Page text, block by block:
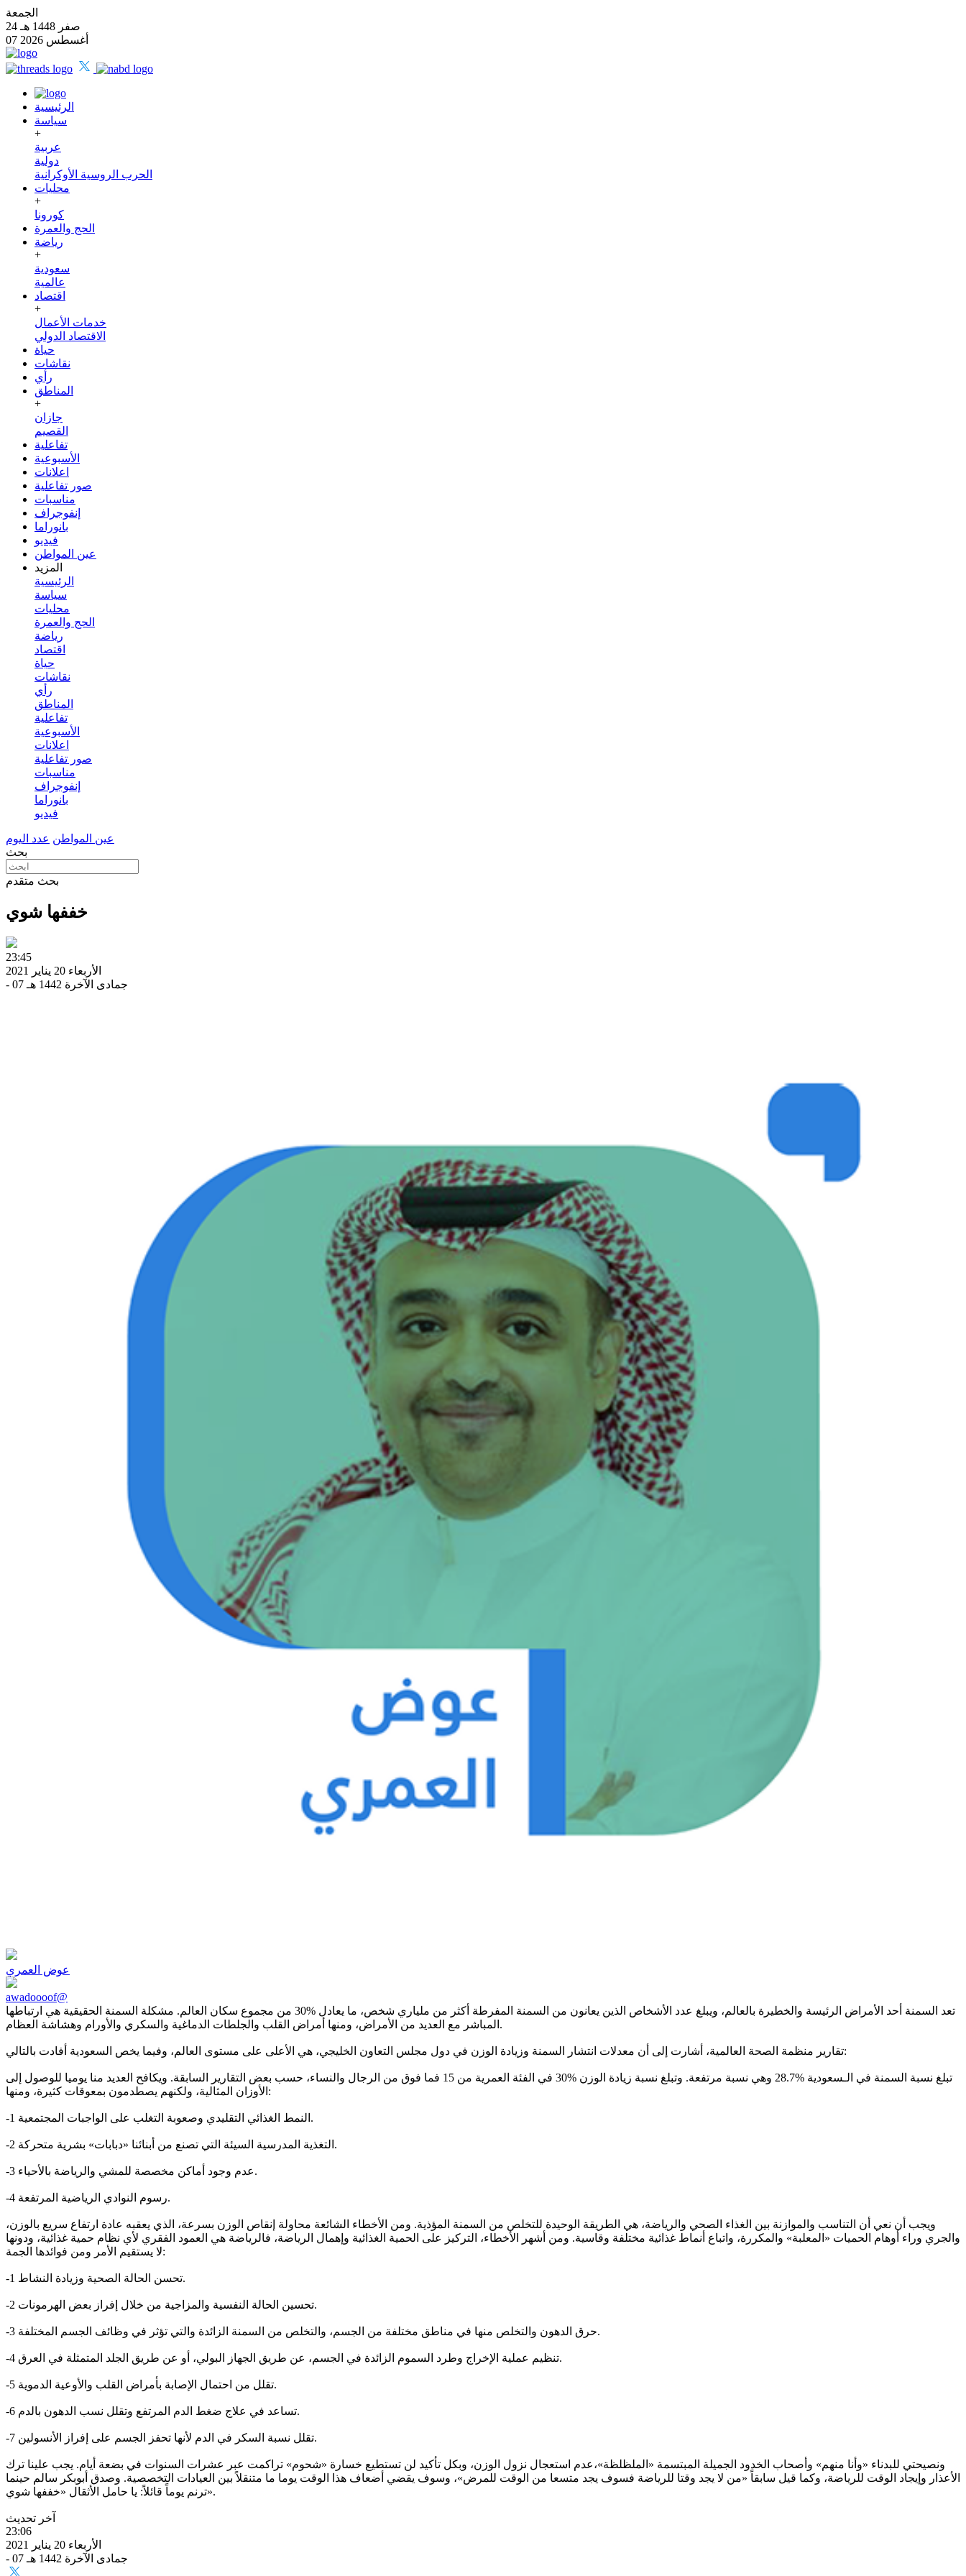
الجمعة
24 صفر 1448 هـ
07 أغسطس 2026
الرئيسية
سياسة
+
عربية
دولية
الحرب الروسية الأوكرانية
محليات
+
كورونا
الحج والعمرة
رياضة
+
سعودية
عالمية
اقتصاد
+
خدمات الأعمال
الاقتصاد الدولي
حياة
نقاشات
رأي
المناطق
+
جازان
القصيم
تفاعلية
الأسبوعية
اعلانات
صور تفاعلية
مناسبات
إنفوجراف
بانوراما
فيديو
عين المواطن
المزيد
الرئيسية
سياسة
محليات
الحج والعمرة
رياضة
اقتصاد
حياة
نقاشات
رأي
المناطق
تفاعلية
الأسبوعية
اعلانات
صور تفاعلية
مناسبات
إنفوجراف
بانوراما
فيديو
عين المواطن عدد اليوم
بحث
بحث متقدم
خففها شوي
23:45
الأربعاء 20 يناير 2021
- 07 جمادى الآخرة 1442 هـ
عوض العمري
awadoooof@
تعد السمنة أحد الأمراض الرئيسة والخطيرة بالعالم، ويبلغ عدد الأشخاص الذين يعانون من السمنة المفرطة أكثر من ملياري شخص، ما يعادل %30 من مجموع سكان العالم. مشكلة السمنة الحقيقية هي ارتباطها
المباشر مع العديد من الأمراض، ومنها أمراض القلب والجلطات الدماغية والسكري والأورام وهشاشة العظام.
تقارير منظمة الصحة العالمية، أشارت إلى أن معدلات انتشار السمنة وزيادة الوزن في دول مجلس التعاون الخليجي، هي الأعلى على مستوى العالم، وفيما يخص السعودية أفادت بالتالي:
تبلغ نسبة السمنة في الـسعودية %28.7 وهي نسبة مرتفعة. وتبلغ نسبة زيادة الوزن %30 في الفئة العمرية من 15 فما فوق من الرجال والنساء، حسب بعض التقارير السابقة. ويكافح العديد منا يوميا للوصول إلى
الأوزان المثالية، ولكنهم يصطدمون بمعوقات كثيرة، ومنها:
-1 النمط الغذائي التقليدي وصعوبة التغلب على الواجبات المجتمعية.
-2 التغذية المدرسية السيئة التي تصنع من أبنائنا «دبابات» بشرية متحركة.
-3 عدم وجود أماكن مخصصة للمشي والرياضة بالأحياء.
-4 رسوم النوادي الرياضية المرتفعة.
ويجب أن نعي أن التناسب والموازنة بين الغذاء الصحي والرياضة، هي الطريقة الوحيدة للتخلص من السمنة المؤذية. ومن الأخطاء الشائعة محاولة إنقاص الوزن بسرعة، الذي يعقبه عادة ارتفاع سريع بالوزن،
والجري وراء أوهام الحميات «المعلبة» والمكررة، واتباع أنماط غذائية مختلفة وقاسية. ومن أشهر الأخطاء، التركيز على الحمية الغذائية وإهمال الرياضة، فالرياضة هي العمود الفقري لأي نظام حمية غذائية، ودونها
لا يستقيم الأمر ومن فوائدها الجمة:
-1 تحسن الحالة الصحية وزيادة النشاط.
-2 تحسين الحالة النفسية والمزاجية من خلال إفراز بعض الهرمونات.
-3 حرق الدهون والتخلص منها في مناطق مختلفة من الجسم، والتخلص من السمنة الزائدة والتي تؤثر في وظائف الجسم المختلفة.
-4 تنظيم عملية الإخراج وطرد السموم الزائدة في الجسم، عن طريق الجهاز البولي، أو عن طريق الجلد المتمثلة في العرق.
-5 تقلل من احتمال الإصابة بأمراض القلب والأوعية الدموية.
-6 تساعد في علاج ضغط الدم المرتفع وتقلل نسب الدهون بالدم.
-7 تقلل نسبة السكر في الدم لأنها تحفز الجسم على إفراز الأنسولين.
ونصيحتي للبدناء «وأنا منهم» وأصحاب الخدود الجميلة المبتسمة «الملظلظة»،عدم استعجال نزول الوزن، وبكل تأكيد لن تستطيع خسارة «شحوم» تراكمت عبر عشرات السنوات في بضعة أيام. يجب علينا ترك
الأعذار وإيجاد الوقت للرياضة، وكما قيل سابقاً «من لا يجد وقتا للرياضة فسوف يجد متسعا من الوقت للمرض»، وسوف يقضي أضعاف هذا الوقت يوما ما متنقلاً بين العيادات التخصصية. وصدق أبوبكر سالم حينما
ترنم يوماً قائلاً: يا حامل الأثقال «خففها شوي».
آخر تحديث
23:06
الأربعاء 20 يناير 2021
- 07 جمادى الآخرة 1442 هـ